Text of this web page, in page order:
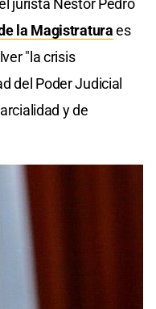
jurista Néstor Pedro
la Magistraturaes
"la crisis
del Poder Judicial
y de